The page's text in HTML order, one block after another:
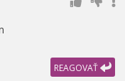
REAGOVAŤ